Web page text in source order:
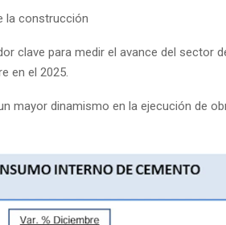
la construcción
clave para medir el avance del sector
en el 2025.
mayor dinamismo en la ejecución de